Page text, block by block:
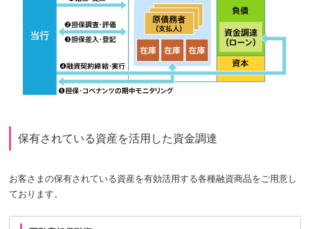
保有されている資産を活用した資金調達
お客さまの保有されている資産を有効活用する各種融資商品をご用意し
ております。